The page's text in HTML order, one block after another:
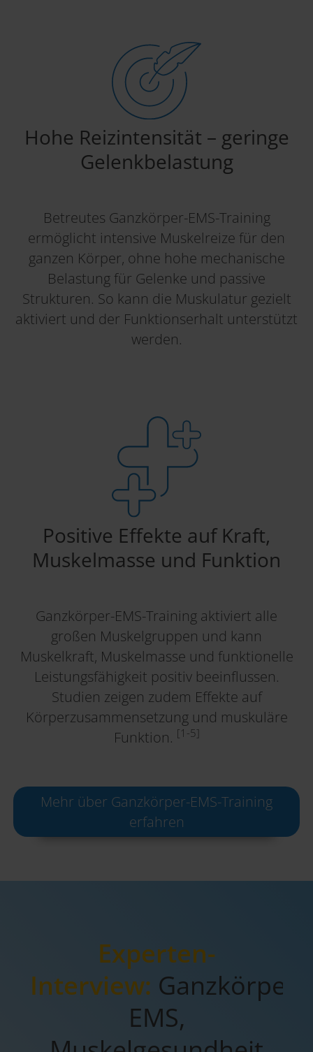
Hohe Reizintensität – geringe
Gelenkbelastung
Betreutes Ganzkörper-EMS-Training
ermöglicht intensive Muskelreize für den
ganzen Körper, ohne hohe mechanische
Belastung für Gelenke und passive
Strukturen. So kann die Muskulatur gezielt
aktiviert und der Funktionserhalt unterstützt
werden.
Positive Effekte auf Kraft,
Muskelmasse und Funktion
Ganzkörper-EMS-Training aktiviert alle
großen Muskelgruppen und kann
Muskelkraft, Muskelmasse und funktionelle
Leistungsfähigkeit positiv beeinflussen.
Studien zeigen zudem Effekte auf
Körperzusammensetzung und muskuläre
Funktion. [1-5]
Mehr über Ganzkörper-EMS-Training
erfahren
Experten-
Interview: Ganzkörper-
EMS,